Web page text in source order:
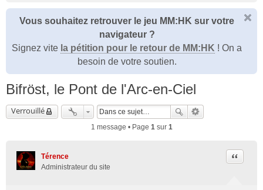
Vous souhaitez retrouver le jeu MM:HK sur votre
navigateur ?
Signez vite la pétition pour le retour de MM:HK ! On a
besoin de votre soutien.
Bifröst, le Pont de l'Arc-en-Ciel
Verrouillé
1 message • Page 1sur 1
Térence
Administrateur du site
Citation